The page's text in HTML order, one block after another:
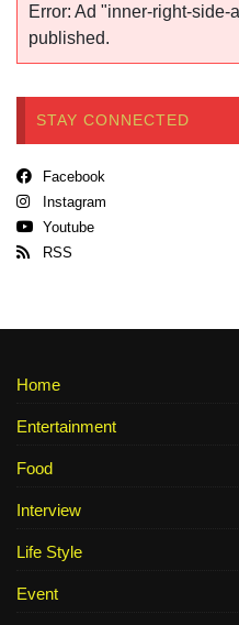
Error: Ad "inner-right-side-
published.
STAY CONNECTED
Facebook
Instagram
Youtube
RSS
Home
Entertainment
Food
Interview
Life Style
Event